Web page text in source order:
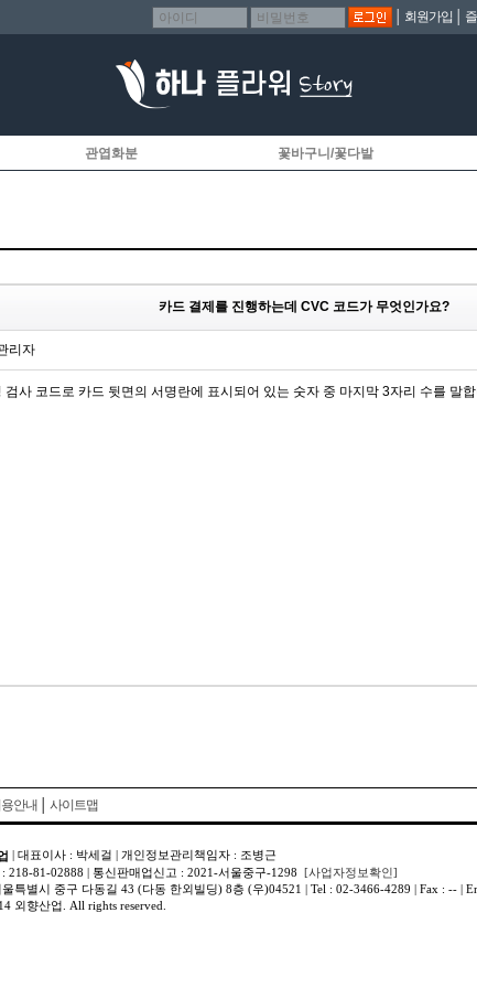
회원가입
관엽화분 꽃바구니/꽃다발
카드 결제를 진행하는데 CVC 코드가 무엇인가요?
리자
검사 코드로 카드 뒷면의 서명란에 표시되어 있는 숫자 중 마지막 3자리 수를 말
안내 사이트맵
| 대표이사 : 박세걸 | 개인정보관리책임자 : 조병근
218-81-02888 | 통신판매업신고 : 2021-서울중구-1298 [사업자정보확인]
특별시 중구 다동길 43 (다동 한외빌딩) 8층 (우)04521 | Tel : 02-3466-4289 | Fax : -- |
외향산업. All rights reserved.